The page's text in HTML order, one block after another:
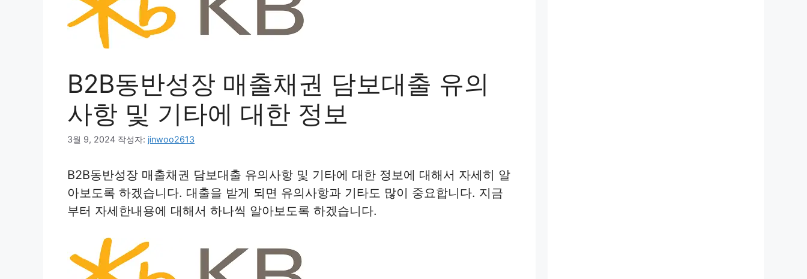
B2B동반성장 매출채권 담보대출 유의
사항 및 기타에 대한 정보
3월 9, 2024 작성자: jinwoo2613
B2B동반성장 매출채권 담보대출 유의사항 및 기타에 대한 정보에 대해서 자세히 알
아보도록 하겠습니다. 대출을 받게 되면 유의사항과 기타도 많이 중요합니다. 지금
부터 자세한내용에 대해서 하나씩 알아보도록 하겠습니다.